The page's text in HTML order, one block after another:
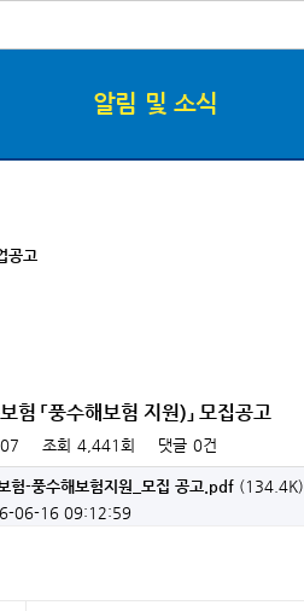
알림 및 소식
공고
「풍수해보험 지원)」 모집공고
조회 4,441회 댓글 0건
험-풍수해보험지원_모집 공고.pdf (134.4K)
06-16 09:12:59